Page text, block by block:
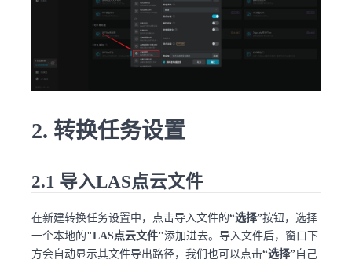
2. 转换任务设置
2.1 导入LAS点云文件
在新建转换任务设置中，点击导入文件的“选择”按钮，选择
一个本地的"LAS点云文件"添加进去。导入文件后，窗口下
方会自动显示其文件导出路径，我们也可以点击“选择”自己